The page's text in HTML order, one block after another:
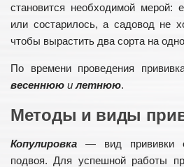
становится необходимой мерой:
или состарилось, а садовод не
чтобы вырастить два сорта на
По времени проведения
весеннюю илетнюю.
Методы и виды
Копулировка — вид прививки
подвоя. Для успешной работы